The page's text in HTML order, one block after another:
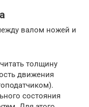
валом ножей и
толщину
движения
состояния